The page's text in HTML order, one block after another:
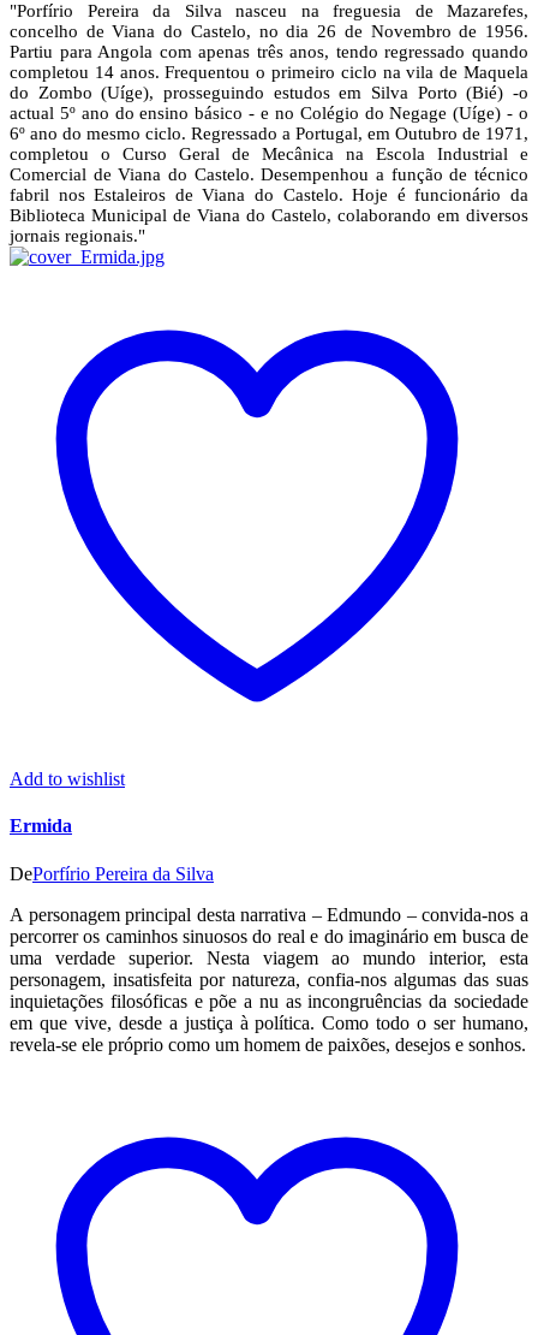
"Porfírio Pereira da Silva nasceu na freguesia de Mazarefes,
concelho de Viana do Castelo, no dia 26 de Novembro de 1956.
Partiu para Angola com apenas três anos, tendo regressado quando
completou 14 anos. Frequentou o primeiro ciclo na vila de Maquela
do Zombo (Uíge), prosseguindo estudos em Silva Porto (Bié) -o
actual 5º ano do ensino básico - e no Colégio do Negage (Uíge) - o
6º ano do mesmo ciclo. Regressado a Portugal, em Outubro de 1971,
completou o Curso Geral de Mecânica na Escola Industrial e
Comercial de Viana do Castelo. Desempenhou a função de técnico
fabril nos Estaleiros de Viana do Castelo. Hoje é funcionário da
Biblioteca Municipal de Viana do Castelo, colaborando em diversos
jornais regionais."
Add to wishlist
Ermida
DePorfírio Pereira da Silva
A personagem principal desta narrativa – Edmundo – convida-nos a
percorrer os caminhos sinuosos do real e do imaginário em busca de
uma verdade superior. Nesta viagem ao mundo interior, esta
personagem, insatisfeita por natureza, confia-nos algumas das suas
inquietações filosóficas e põe a nu as incongruências da sociedade
em que vive, desde a justiça à política. Como todo o ser humano,
revela-se ele próprio como um homem de paixões, desejos e sonhos.